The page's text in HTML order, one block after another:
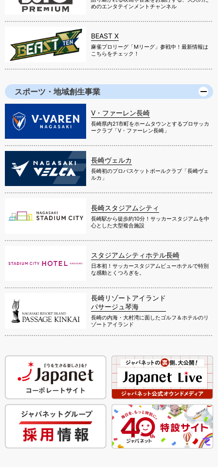
めのエンタテインメントチャンネル
BEAST X
麻雀プロリーグ「Mリーグ」参戦中！最新情報は
こちらをチェック！
スポーツ・地域創生事業
V・ファーレン長崎
長崎県内21市町をホームタウンとするプロサッカ
ークラブ「V・ファーレン長崎」
長崎ヴェルカ
長崎初のプロバスケットボールクラブ「長崎ヴェ
ルカ」
長崎スタジアムシティ
長崎駅から徒歩約10分！サッカースタジアムを中
心とした大型複合施設
スタジアムシティホテル長崎
日本初！サッカースタジアムビューホテルで特別
な感動とくつろぎを。
長崎リゾートアイランド
パサージュ琴海
長崎の内海・大村湾に面したゴルフ＆ホテルのリ
ゾートアイランド